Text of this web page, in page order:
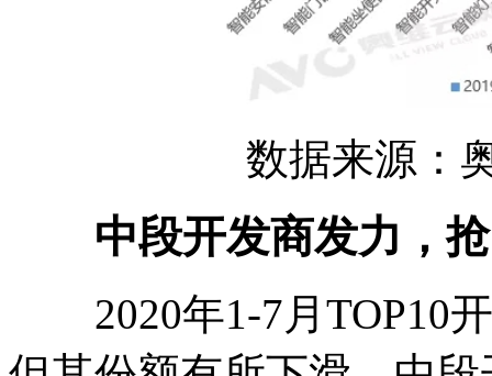
数据来源：奥
中段开发商发力，
2020年1-7月TOP10开